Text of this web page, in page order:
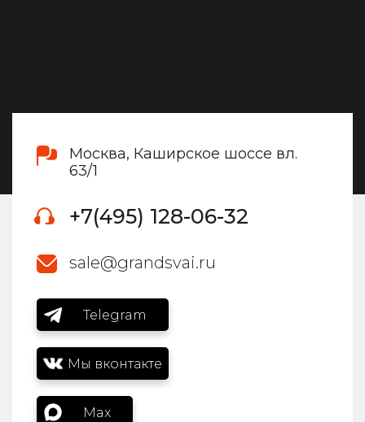
Москва, Каширское шоссе вл.
63/1
+7(495) 128-06-32
sale@grandsvai.ru
Telegram
Мы вконтакте
Max